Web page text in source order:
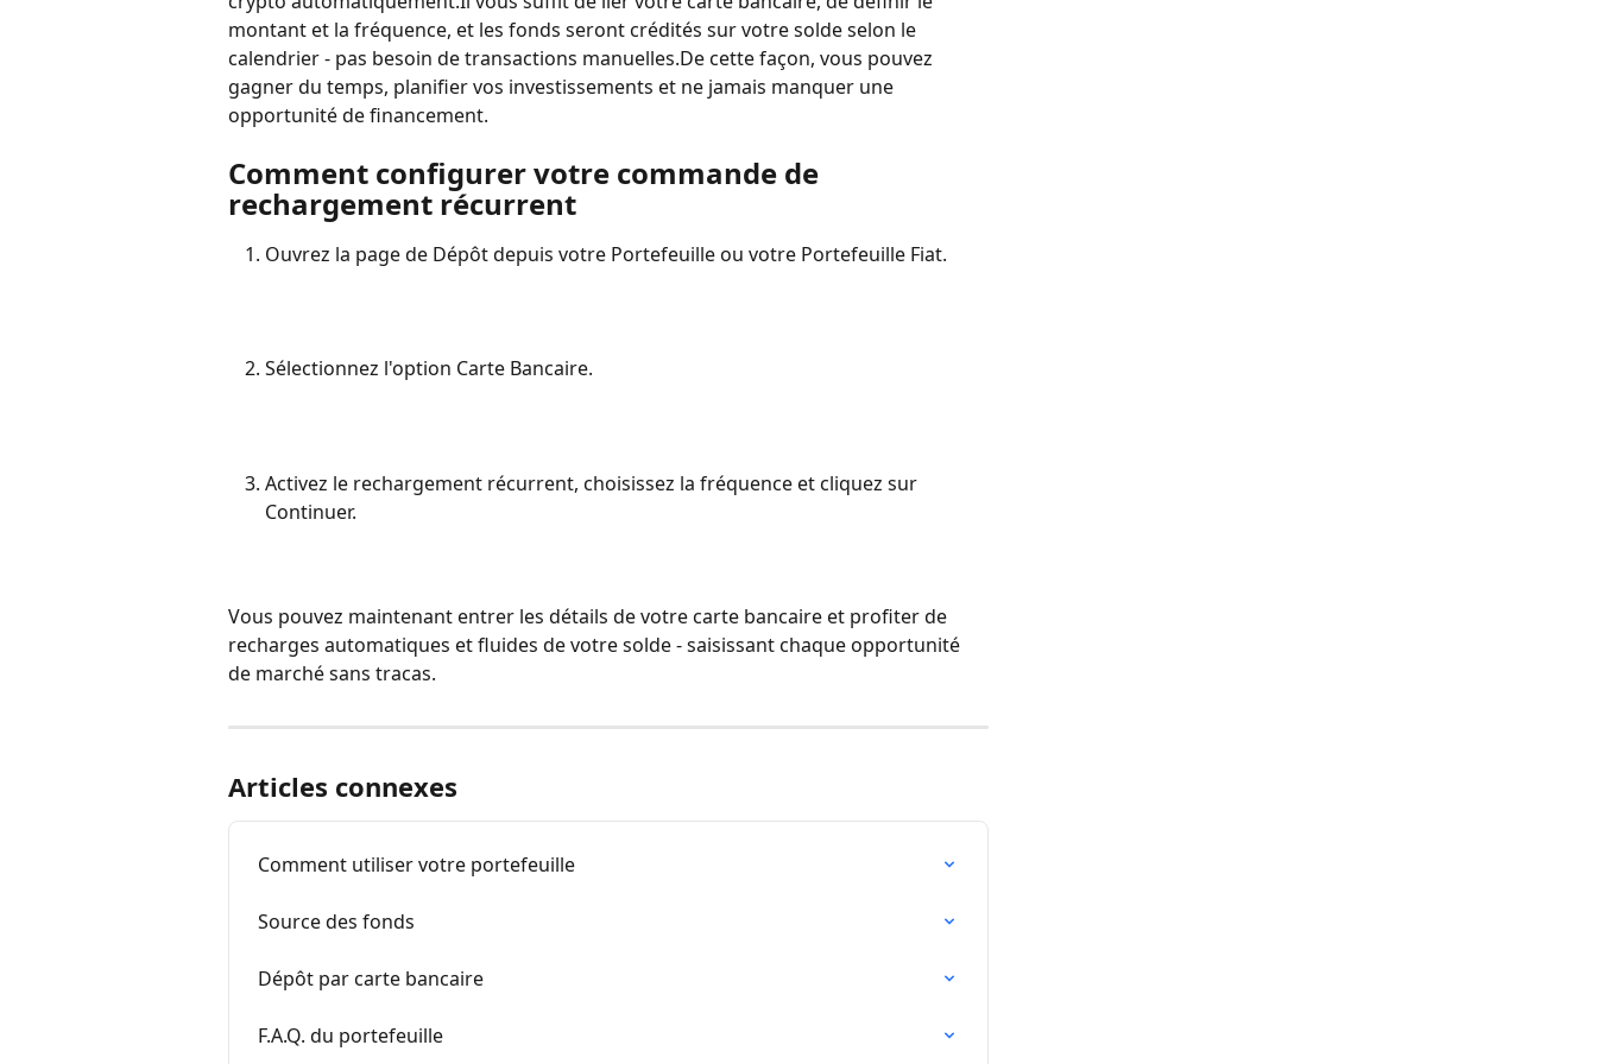
montant et la fréquence, et les fonds seront crédités sur votre solde selon le
calendrier - pas besoin de transactions manuelles.De cette façon, vous pouvez
gagner du temps, planifier vos investissements et ne jamais manquer une
opportunité de financement.
Comment configurer votre commande de
rechargement récurrent
Ouvrez la page de Dépôt depuis votre Portefeuille ou votre Portefeuille Fiat.
Sélectionnez l'option Carte Bancaire.
Activez le rechargement récurrent, choisissez la fréquence et cliquez sur
Continuer.
Vous pouvez maintenant entrer les détails de votre carte bancaire et profiter de
recharges automatiques et fluides de votre solde - saisissant chaque opportunité
de marché sans tracas.
Articles connexes
Comment utiliser votre portefeuille
Source des fonds
Dépôt par carte bancaire
F.A.Q. du portefeuille